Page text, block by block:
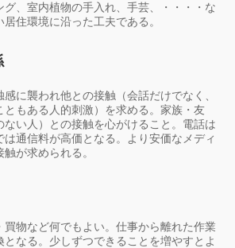
、室内植物の手入れ、手芸、・・・・な
住環境に沿った工夫である。
に襲われ他との接触（会話だけでなく、
ともある人的刺激）を求める。家族・友
ない人）との接触を心がけること。電話は
通信料が高価となる。より安価なメディ
が求められる。
物など何でもよい。仕事から離れた作業
なる。少しずつできることを増やすとよ